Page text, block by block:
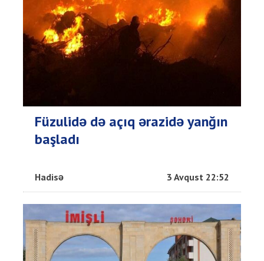
Füzulidə də açıq ərazidə yanğın
başladı
Hadisə 3 Avqust 22:52